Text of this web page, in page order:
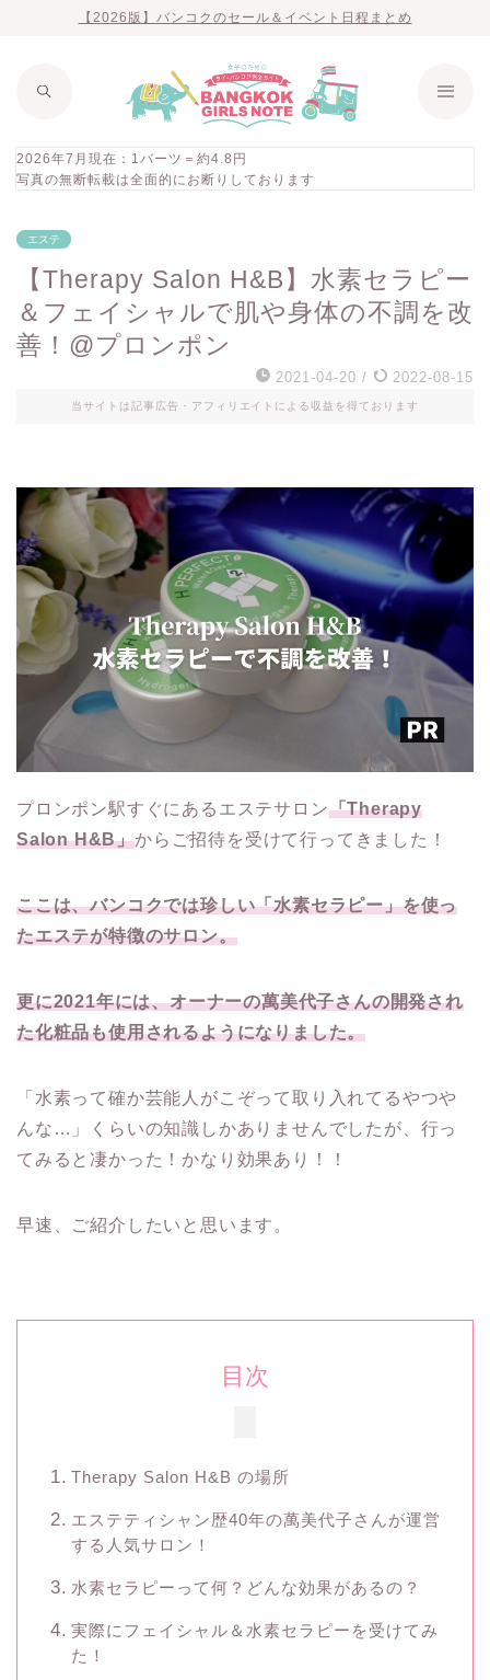
【2026版】バンコクのセール＆イベント日程まとめ
2026年7月現在：1バーツ＝約4.8円
写真の無断転載は全面的にお断りしております
エステ
【Therapy Salon H&B】水素セラピー
＆フェイシャルで肌や身体の不調を改
善！@プロンポン
2021-04-20 / 2022-08-15
当サイトは記事広告・アフィリエイトによる収益を得ております
プロンポン駅すぐにあるエステサロン「Therapy
Salon H&B」からご招待を受けて行ってきました！
ここは、バンコクでは珍しい「水素セラピー」を使っ
たエステが特徴のサロン。
更に2021年には、オーナーの萬美代子さんの開発され
た化粧品も使用されるようになりました。
「水素って確か芸能人がこぞって取り入れてるやつや
んな…」くらいの知識しかありませんでしたが、行っ
てみると凄かった！かなり効果あり！！
早速、ご紹介したいと思います。
目次
Therapy Salon H&B の場所
エステティシャン歴40年の萬美代子さんが運営
する人気サロン！
水素セラピーって何？どんな効果があるの？
実際にフェイシャル＆水素セラピーを受けてみ
た！